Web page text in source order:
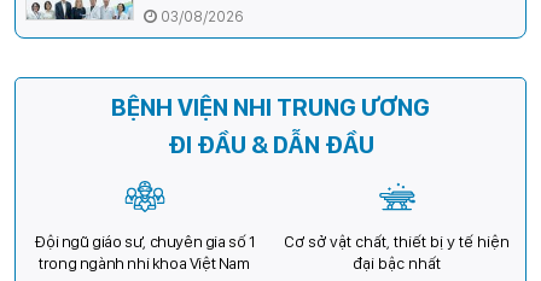
cường hợp tác, mở rộng cơ hội bảo vệ thị lực
cho trẻ em Việt Nam
03/08/2026
BỆNH VIỆN NHI TRUNG ƯƠNG
ĐI ĐẦU & DẪN ĐẦU
Đội ngũ giáo sư, chuyên gia số 1
trong ngành nhi khoa Việt Nam
Cơ sở vật chất, thiết bị y tế hiện
đại bậc nhất